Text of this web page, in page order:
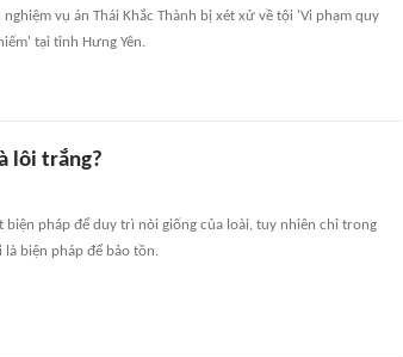
vụ án Thái Khắc Thành bị xét xử về tội 'Vi phạm quy
tại tỉnh Hưng Yên.
lôi trắng?
biện pháp để duy trì nòi giống của loài, tuy nhiên chỉ trong
biện pháp để bảo tồn.